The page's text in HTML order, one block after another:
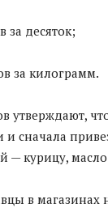
за десяток;
за килограмм.
утверждают,
и сначала
— курицу,
в магазинах